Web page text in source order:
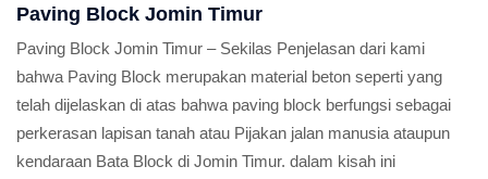
Paving Block Jomin Timur
Paving Block Jomin Timur – Sekilas Penjelasan dari kami
bahwa Paving Block merupakan material beton seperti yang
telah dijelaskan di atas bahwa paving block berfungsi sebagai
perkerasan lapisan tanah atau Pijakan jalan manusia ataupun
kendaraan Bata Block di Jomin Timur. dalam kisah ini